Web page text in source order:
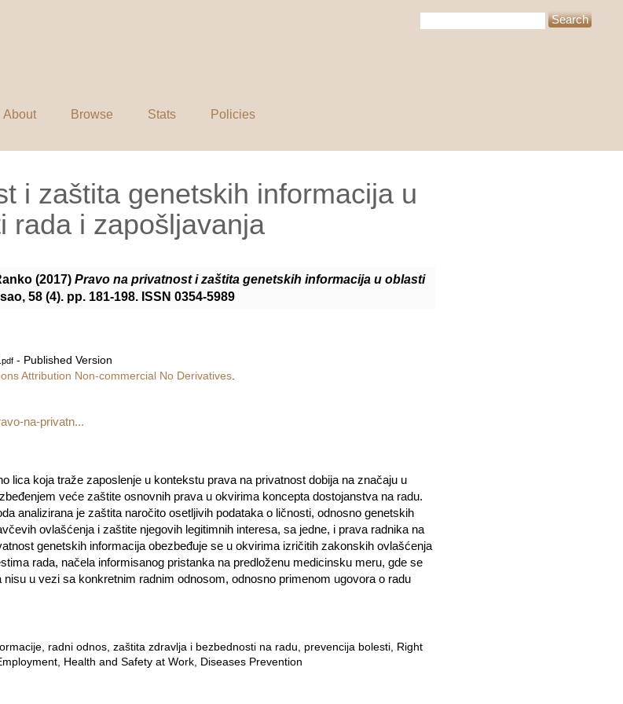
About Browse Stats
Policies
i zaštita genetskih informacija u
rada i zapošljavanja
(2017) Pravo na privatnost i zaštita genetskih informacija u oblasti
58 (4). pp. 181-198. ISSN 0354-5989
- Published Version
Attribution Non-commercial No Derivatives.
na-privatn...
lica koja traže zaposlenje u kontekstu prava na privatnost dobija na značaju u
veće zaštite osnovnih prava u okvirima koncepta dostojanstva na radu.
analizirana je zaštita naročito osetljivih podataka o ličnosti, odnosno genetskih
ovlašćenja i zaštite njegovih legitimnih interesa, sa jedne, i prava radnika na
genetskih informacija obezbeđuje se u okvirima izričitih zakonskih ovlašćenja
rada, načela informisanog pristanka na predloženu medicinsku meru, gde se
u vezi sa konkretnim radnim odnosom, odnosno primenom ugovora o radu
radni odnos, zaštita zdravlja i bezbednosti na radu, prevencija bolesti, Right
Health and Safety at Work, Diseases Prevention